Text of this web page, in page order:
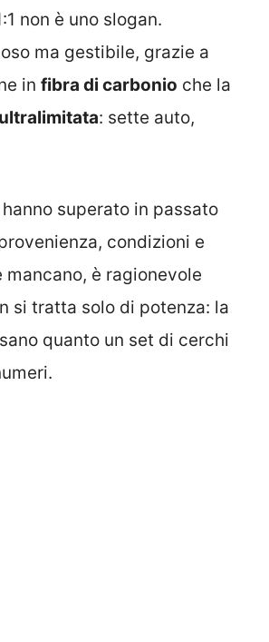
non è uno slogan.
ma gestibile, grazie a
in fibra di carbonio che la
ultralimitata: sette auto,
hanno superato in passato
condizioni e
mancano, è ragionevole
si tratta solo di potenza: la
quanto un set di cerchi